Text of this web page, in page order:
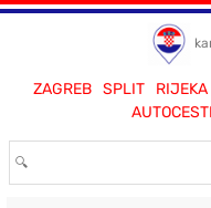
ZAGREB SPLIT RIJEKA